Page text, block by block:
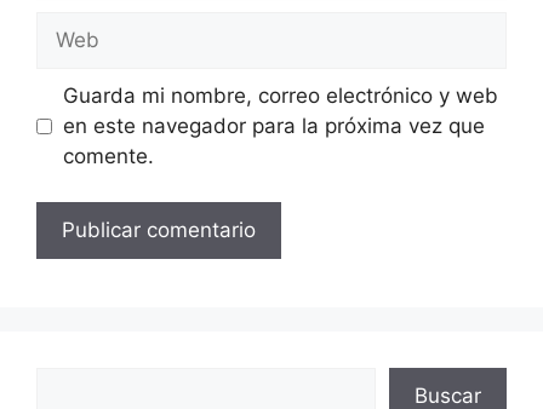
Guarda mi nombre, correo electrónico y web
en este navegador para la próxima vez que
comente.
Buscar